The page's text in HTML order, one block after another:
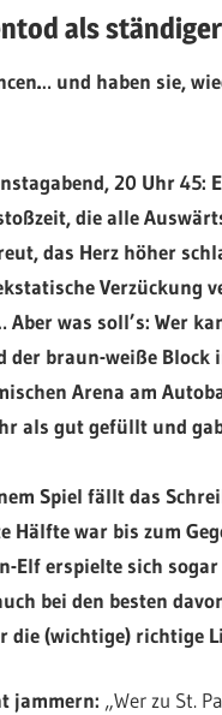
als
und haben sie,
20 Uhr 45:
die alle
das Herz höher
Verzückung
Aber was soll’s: Wer
der braun-weiße Block
Arena am
als gut gefüllt und
Spiel fällt das
Hälfte war bis zum
Elf erspielte sich
bei den besten
die (wichtige) richtige
jammern: „Wer zu St.